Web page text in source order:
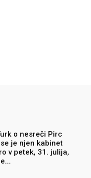
o nesreči Pirc
je njen kabinet
v petek, 31. julija,